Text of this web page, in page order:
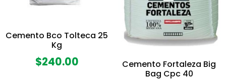
Cemento Bco Tolteca 25
Kg
$240.00
Cemento Fortaleza Big
Bag Cpc 40